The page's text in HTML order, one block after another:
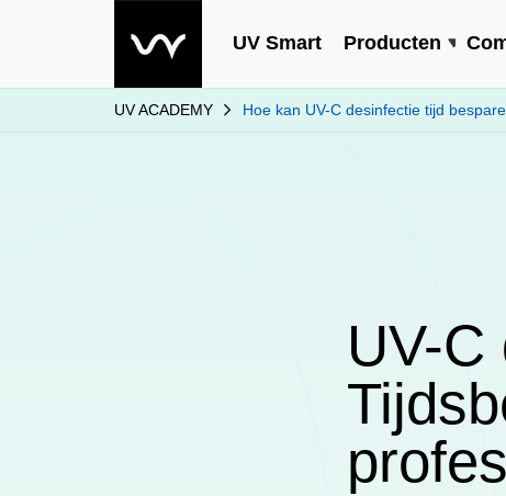
UV Smart Producten
UV ACADEMY Hoe kan UV-C desinfectie tijd
UV-C